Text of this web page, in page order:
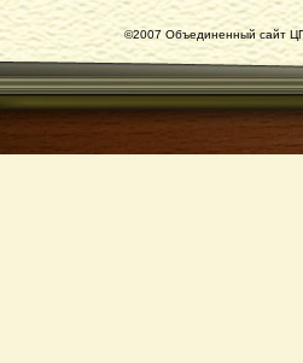
©2007 Объединенный сайт